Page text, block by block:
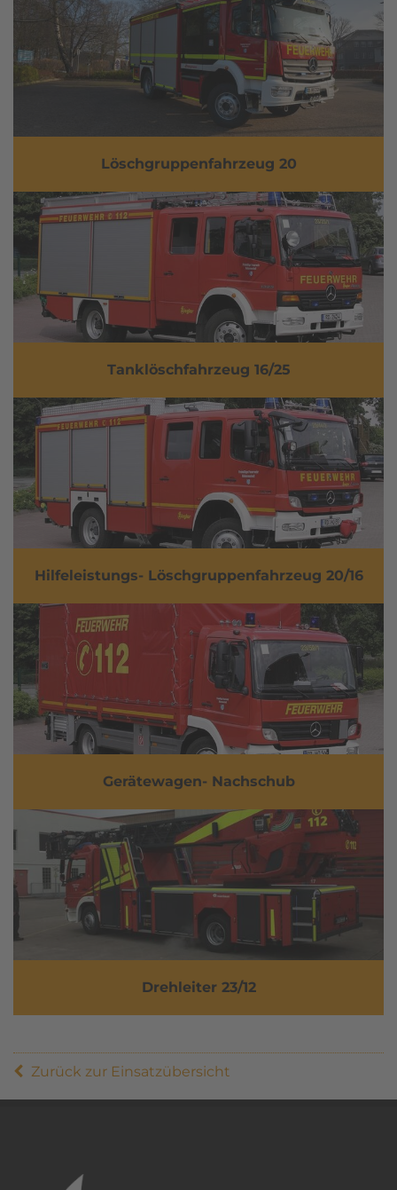
Löschgruppenfahrzeug 20
Tanklöschfahrzeug 16/25
Hilfeleistungs- Löschgruppenfahrzeug 20/16
Gerätewagen- Nachschub
Drehleiter 23/12
Zurück zur Einsatzübersicht